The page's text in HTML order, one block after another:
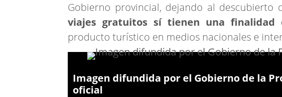
Gobierno provincial, dejando al descubierto
viajes gratuitos sí tienen una finalidad
producto turístico en medios nacionales e
Imagen difundida por el Gobierno de la
oficial